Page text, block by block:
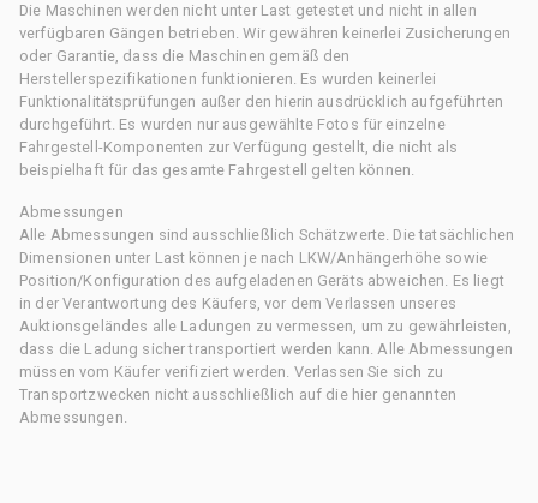
Die Maschinen werden nicht unter Last getestet und nicht in allen
verfügbaren Gängen betrieben. Wir gewähren keinerlei Zusicherungen
oder Garantie, dass die Maschinen gemäß den
Herstellerspezifikationen funktionieren. Es wurden keinerlei
Funktionalitätsprüfungen außer den hierin ausdrücklich aufgeführten
durchgeführt. Es wurden nur ausgewählte Fotos für einzelne
Fahrgestell-Komponenten zur Verfügung gestellt, die nicht als
beispielhaft für das gesamte Fahrgestell gelten können.
Abmessungen
Alle Abmessungen sind ausschließlich Schätzwerte. Die tatsächlichen
Dimensionen unter Last können je nach LKW/Anhängerhöhe sowie
Position/Konfiguration des aufgeladenen Geräts abweichen. Es liegt
in der Verantwortung des Käufers, vor dem Verlassen unseres
Auktionsgeländes alle Ladungen zu vermessen, um zu gewährleisten,
dass die Ladung sicher transportiert werden kann. Alle Abmessungen
müssen vom Käufer verifiziert werden. Verlassen Sie sich zu
Transportzwecken nicht ausschließlich auf die hier genannten
Abmessungen.